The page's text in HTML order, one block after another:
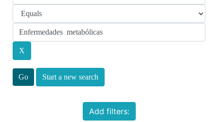
Start a new search
Add filters: